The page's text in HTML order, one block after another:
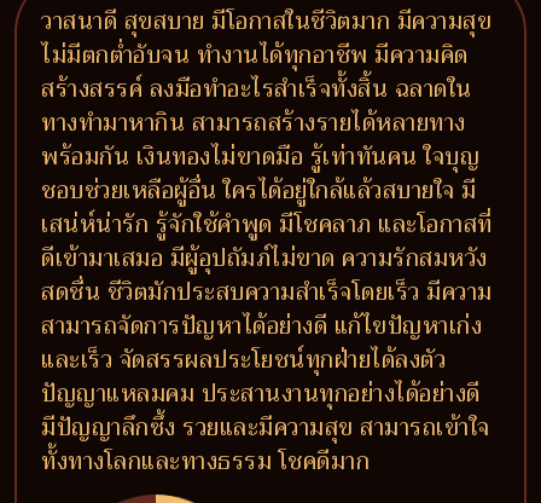
วาสนาดี สุขสบาย มีโอกาสในชีวิตมาก มีความสุข
ไม่มีตกต่ำอับจน ทำงานได้ทุกอาชีพ มีความคิด
สร้างสรรค์ ลงมือทำอะไรสำเร็จทั้งสิ้น ฉลาดใน
ทางทำมาหากิน สามารถสร้างรายได้หลายทาง
พร้อมกัน เงินทองไม่ขาดมือ รู้เท่าทันคน ใจบุญ
ชอบช่วยเหลือผู้อื่น ใครได้อยู่ใกล้แล้วสบายใจ มี
เสน่ห์น่ารัก รู้จักใช้คำพูด มีโชคลาภ และโอกาสที่
ดีเข้ามาเสมอ มีผู้อุปถัมภ์ไม่ขาด ความรักสมหวัง
สดชื่น ชีวิตมักประสบความสำเร็จโดยเร็ว มีความ
สามารถจัดการปัญหาได้อย่างดี แก้ไขปัญหาเก่ง
และเร็ว จัดสรรผลประโยชน์ทุกฝ่ายได้ลงตัว
ปัญญาแหลมคม ประสานงานทุกอย่างได้อย่างดี
มีปัญญาลึกซึ้ง รวยและมีความสุข สามารถเข้าใจ
ทั้งทางโลกและทางธรรม โชคดีมาก